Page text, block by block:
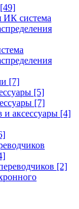
[49]
ИК система
[7]
[5]
[7]
и аксессуары [4]
[2]